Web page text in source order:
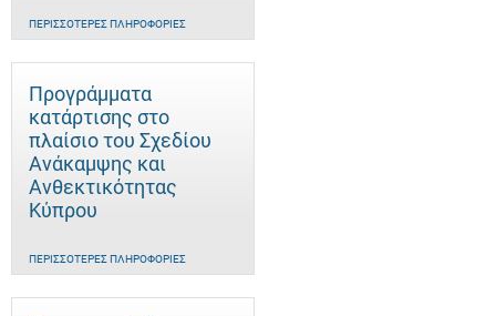
ΠΕΡΙΣΣΌΤΕΡΕΣ ΠΛΗΡΟΦΟΡΊΕΣ
Προγράμματα
κατάρτισης στο
πλαίσιο του Σχεδίου
Ανάκαμψης και
Ανθεκτικότητας
Κύπρου
ΠΕΡΙΣΣΌΤΕΡΕΣ ΠΛΗΡΟΦΟΡΊΕΣ